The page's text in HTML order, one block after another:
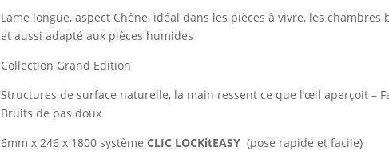
Lame longue, aspect Chêne, idéal dans les pièces à vivre, les chambres
et aussi adapté aux pièces humides
Collection Grand Edition
Structures de surface naturelle, la main ressent ce que l’œil aperçoit –
Bruits de pas doux
6mm x 246 x 1800 systèmeCLIC LOCKitEASY (pose rapide et facile)